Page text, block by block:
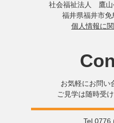
社会福祉法人 鷹
福井県福井市
個人情報に
お気軽にお問い
ご見学は随時受
Tel 0776